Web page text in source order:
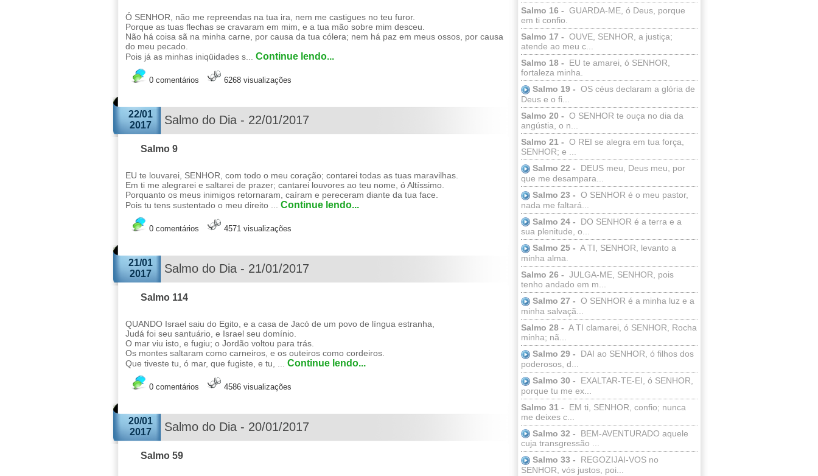
Salmo 16 - GUARDA-ME, ó Deus, porque
em ti confio.
Salmo 17 - OUVE, SENHOR, a justiça;
atende ao meu c...
Salmo 18 -
EU te amarei, ó SENHOR,
fortaleza minha.
Salmo 19 - OS céus declaram a glória de
Deus e o fi...
Salmo 20 - O SENHOR te ouça no dia da
angústia, o n...
Salmo 21 - O REI se alegra em tua força,
SENHOR; e ...
Salmo 22 -
DEUS meu, Deus meu, por
que me desampara...
Salmo 23 - O SENHOR é o meu pastor,
nada me faltará...
Salmo 24 -
DO SENHOR é a terra e a
sua plenitude, o...
Salmo 25 - A TI, SENHOR, levanto a
minha alma.
Salmo 26 - JULGA-ME, SENHOR, pois
tenho andado em m...
Salmo 27 - O SENHOR é a minha luz e a
minha salvaçã...
Salmo 28 - A TI clamarei, ó SENHOR, Rocha
minha; nã...
Salmo 29 -
DAI ao SENHOR, ó filhos dos
poderosos, d...
Salmo 30 -
EXALTAR-TE-EI, ó SENHOR,
porque tu me ex...
Salmo 31 -
EM ti, SENHOR, confio; nunca
me deixes c...
Salmo 32 -
BEM-AVENTURADO aquele
cuja transgressão ...
Salmo 33 -
REGOZIJAI-VOS no
SENHOR, vós justos, poi...
Ó SENHOR, não me repreendas na tua ira, nem me castigues no teu furor.
Porque as tuas flechas se cravaram em mim, e a tua mão sobre mim desceu.
Não há coisa sã na minha carne, por causa da tua cólera; nem há paz em meus ossos, por causa
do meu pecado.
Pois já as minhas iniqüidades s... Continue lendo...
0 comentários 6268 visualizações
22/01
2017
Salmo do Dia - 22/01/2017
Salmo 9
EU te louvarei, SENHOR, com todo o meu coração; contarei todas as tuas maravilhas.
Em ti me alegrarei e saltarei de prazer; cantarei louvores ao teu nome, ó Altíssimo.
Porquanto os meus inimigos retornaram, caíram e pereceram diante da tua face.
Pois tu tens sustentado o meu direito ... Continue lendo...
0 comentários 4571 visualizações
21/01
2017
Salmo do Dia - 21/01/2017
Salmo 114
QUANDO Israel saiu do Egito, e a casa de Jacó de um povo de língua estranha,
Judá foi seu santuário, e Israel seu domínio.
O mar viu isto, e fugiu; o Jordão voltou para trás.
Os montes saltaram como carneiros, e os outeiros como cordeiros.
Que tiveste tu, ó mar, que fugiste, e tu, ... Continue lendo...
0 comentários 4586 visualizações
20/01
2017
Salmo do Dia - 20/01/2017
Salmo 59